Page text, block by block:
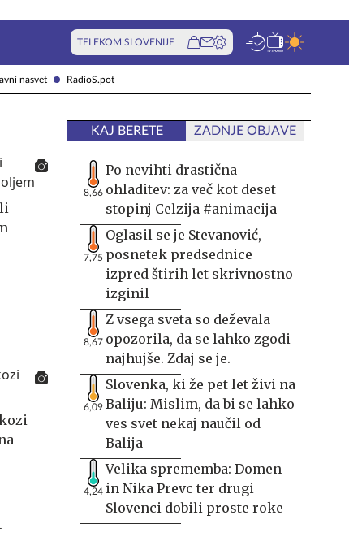
nasvet RadioS.pot
TELEKOM SLOVENIJE
KAJ BERETE ZADNJE OBJAVE
8,66
Po nevihti drastična
ohladitev: za več kot deset
stopinj Celzija #animacija
7,75
Oglasil se je Stevanović,
posnetek predsednice
izpred štirih let skrivnostno
izginil
8,67
Z vsega sveta so deževala
opozorila, da se lahko zgodi
najhujše. Zdaj se je.
6,09
Slovenka, ki že pet let živi na
Baliju: Mislim, da bi se lahko
ves svet nekaj naučil od
Balija
4,24
Velika sprememba: Domen
in Nika Prevc ter drugi
Slovenci dobili proste roke